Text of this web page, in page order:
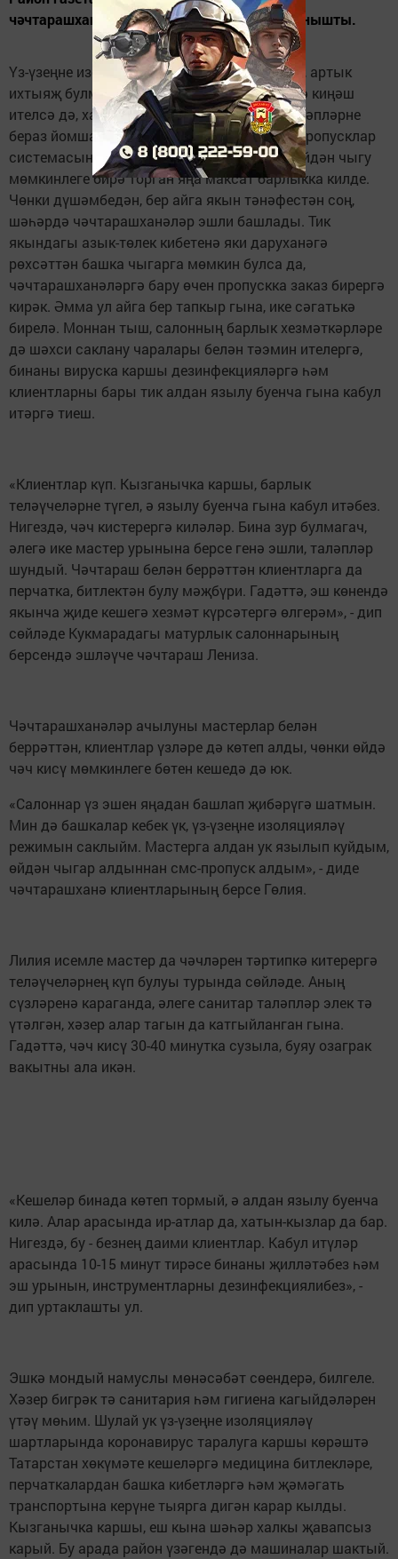
чәчтарашханәләрдәге эш барышы белән танышты.
Үз-үзеңне изоляцияләү режимы озайтылып, артык
ихтыяҗ булмаганда өйдән чыгып йөрмәскә киңәш
ителсә дә, хакимият органнарына әлеге таләпләрне
бераз йомшартырга туры килә. Хәзер смс-пропусклар
системасында унберенче номер астында өйдән чыгу
мөмкинлеге бирә торган яңа максат барлыкка килде.
Чөнки дүшәмбедән, бер айга якын тәнәфестән соң,
шәһәрдә чәчтарашханәләр эшли башлады. Тик
якындагы азык-төлек кибетенә яки даруханәгә
рөхсәттән башка чыгарга мөмкин булса да,
чәчтарашханәләргә бару өчен пропускка заказ бирергә
кирәк. Әмма ул айга бер тапкыр гына, ике сәгатькә
бирелә. Моннан тыш, салонның барлык хезмәткәрләре
дә шәхси саклану чаралары белән тәэмин ителергә,
бинаны вируска каршы дезинфекцияләргә һәм
клиентларны бары тик алдан язылу буенча гына кабул
итәргә тиеш.
«Клиентлар күп. Кызганычка каршы, барлык
теләүчеләрне түгел, ә язылу буенча гына кабул итәбез.
Нигездә, чәч кистерергә киләләр. Бина зур булмагач,
әлегә ике мастер урынына берсе генә эшли, таләпләр
шундый. Чәчтараш белән беррәттән клиентларга да
перчатка, битлектән булу мәҗбүри. Гадәттә, эш көнендә
якынча җиде кешегә хезмәт күрсәтергә өлгерәм», - дип
сөйләде Кукмарадагы матурлык салоннарының
берсендә эшләүче чәчтараш Лениза.
Чәчтарашханәләр ачылуны мастерлар белән
беррәттән, клиентлар үзләре дә көтеп алды, чөнки өйдә
чәч кисү мөмкинлеге бөтен кешедә дә юк.
«Салоннар үз эшен яңадан башлап җибәрүгә шатмын.
Мин дә башкалар кебек үк, үз-үзеңне изоляцияләү
режимын саклыйм. Мастерга алдан ук язылып куйдым,
өйдән чыгар алдыннан смс-пропуск алдым», - диде
чәчтарашханә клиентларының берсе Гөлия.
Лилия исемле мастер да чәчләрен тәртипкә китерергә
теләүчеләрнең күп булуы турында сөйләде. Аның
сүзләренә караганда, әлеге санитар таләпләр элек тә
үтәлгән, хәзер алар тагын да катгыйланган гына.
Гадәттә, чәч кисү 30-40 минутка сузыла, буяу озаграк
вакытны ала икән.
«Кешеләр бинада көтеп тормый, ә алдан язылу буенча
килә. Алар арасында ир-атлар да, хатын-кызлар да бар.
Нигездә, бу - безнең даими клиентлар. Кабул итүләр
арасында 10-15 минут тирәсе бинаны җилләтәбез һәм
эш урынын, инструментларны дезинфекциялибез», -
дип уртаклашты ул.
Эшкә мондый намуслы мөнәсәбәт сөендерә, билгеле.
Хәзер бигрәк тә санитария һәм гигиена кагыйдәләрен
үтәү мөһим. Шулай ук үз-үзеңне изоляцияләү
шартларында коронавирус таралуга каршы көрәштә
Татарстан хөкүмәте кешеләргә медицина битлекләре,
перчаткалардан башка кибетләргә һәм җәмәгать
транспортына керүне тыярга дигән карар кылды.
Кызганычка каршы, еш кына шәһәр халкы җавапсыз
карый. Бу арада район үзәгендә дә машиналар шактый.